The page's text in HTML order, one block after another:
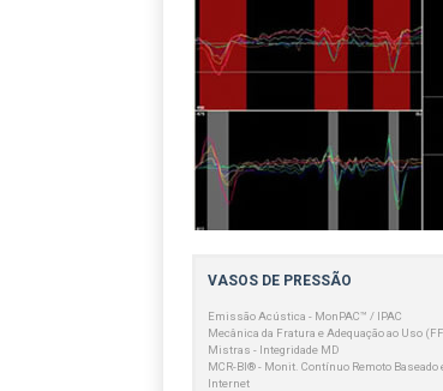
VASOS DE PRESSÃO
Emissão Acústica - MonPAC™ / IPAC
Mecânica da Fratura e Adequação ao Uso
Mistras - Integridade MD
MCR-BI® - Monit. Contínuo Remoto Baseado
Internet